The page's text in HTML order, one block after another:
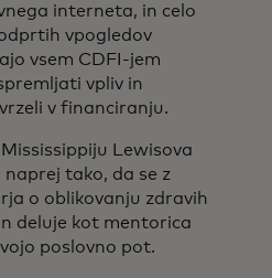
interneta, in celo
vpogledov
vsem CDFI-jem
vpliv in
v financiranju.
Lewisova
tako, da se z
o oblikovanju zdravih
deluje kot mentorica
poslovno pot.